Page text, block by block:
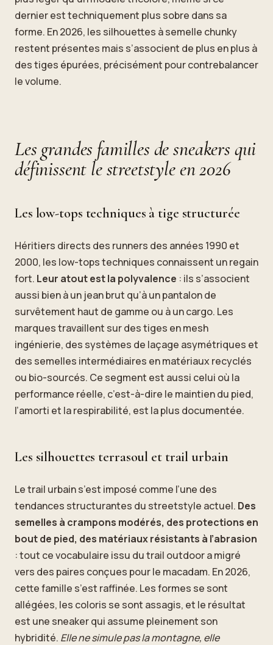
dernier est techniquement plus sobre dans sa
forme. En 2026, les silhouettes à semelle chunky
restent présentes mais s’associent de plus en plus à
des tiges épurées, précisément pour contrebalancer
le volume.
Les grandes familles de sneakers qui
définissent le streetstyle en 2026
Les low-tops techniques à tige structurée
Héritiers directs des runners des années 1990 et
2000, les low-tops techniques connaissent un regain
fort. Leur atout est la polyvalence : ils s’associent
aussi bien à un jean brut qu’à un pantalon de
survêtement haut de gamme ou à un cargo. Les
marques travaillent sur des tiges en mesh
ingénierie, des systèmes de laçage asymétriques et
des semelles intermédiaires en matériaux recyclés
ou bio-sourcés. Ce segment est aussi celui où la
performance réelle, c’est-à-dire le maintien du pied,
l’amorti et la respirabilité, est la plus documentée.
Les silhouettes terrasoul et trail urbain
Le trail urbain s’est imposé comme l’une des
tendances structurantes du streetstyle actuel. Des
semelles à crampons modérés, des protections en
bout de pied, des matériaux résistants à l’abrasion
: tout ce vocabulaire issu du trail outdoor a migré
vers des paires conçues pour le macadam. En 2026,
cette famille s’est raffinée. Les formes se sont
allégées, les coloris se sont assagis, et le résultat
est une sneaker qui assume pleinement son
hybridité. Elle ne simule pas la montagne, elle